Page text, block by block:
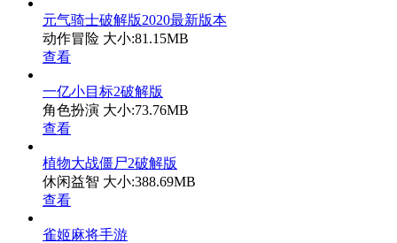
元气骑士破解版2020最新版本
动作冒险 大小:81.15MB
查看
一亿小目标2破解版
角色扮演 大小:73.76MB
查看
植物大战僵尸2破解版
休闲益智 大小:388.69MB
查看
雀姬麻将手游